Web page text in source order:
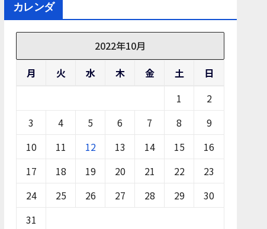
カレンダ
2022年10月
月
火 水 木 金 土
日
1
2
3
4 5 6 7 8
9
10
11 12 13 14 15
16
17
18 19 20 21 22
23
24
25 26 27 28 29
30
31